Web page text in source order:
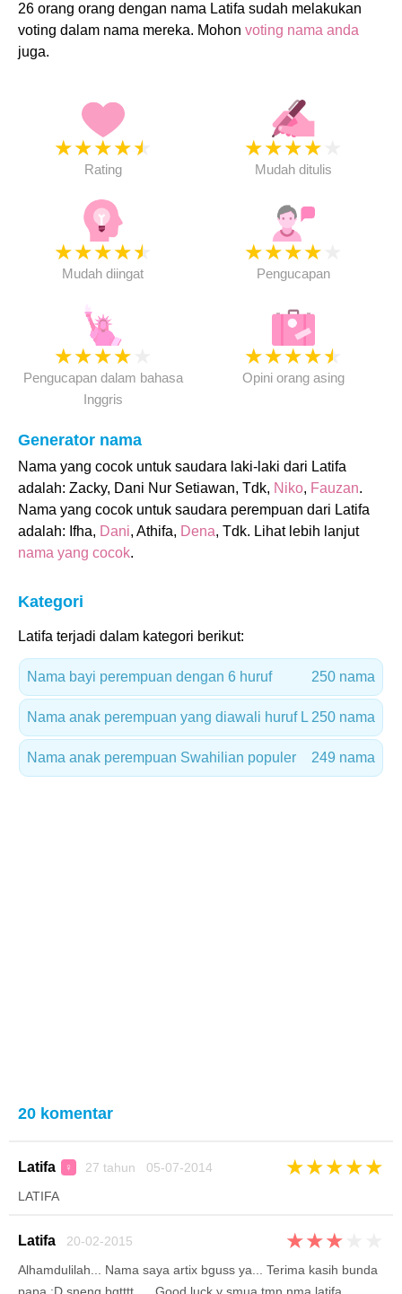
26 orang orang dengan nama Latifa sudah melakukan
voting dalam nama mereka. Mohon voting nama anda
juga.
★★★★★
Rating
★★★★
Mudah ditulis
★★★★★
Mudah diingat
★★★★
Pengucapan
★★★★
Pengucapan dalam bahasa
Inggris
★★★★★
Opini orang asing
Generator nama
Nama yang cocok untuk saudara laki-laki dari Latifa
adalah: Zacky, Dani Nur Setiawan, Tdk, Niko, Fauzan.
Nama yang cocok untuk saudara perempuan dari Latifa
adalah: Ifha, Dani, Athifa, Dena, Tdk. Lihat lebih lanjut
nama yang cocok.
Kategori
Latifa terjadi dalam kategori berikut:
Nama bayi perempuan dengan 6 huruf 250 nama
Nama anak perempuan yang diawali huruf L 250 nama
Nama anak perempuan Swahilian populer 249 nama
20 komentar
Latifa ♀ 27 tahun 05-07-2014 ★★★★★
LATIFA
Latifa 20-02-2015 ★★★
Alhamdulilah... Nama saya artix bguss ya... Terima kasih bunda